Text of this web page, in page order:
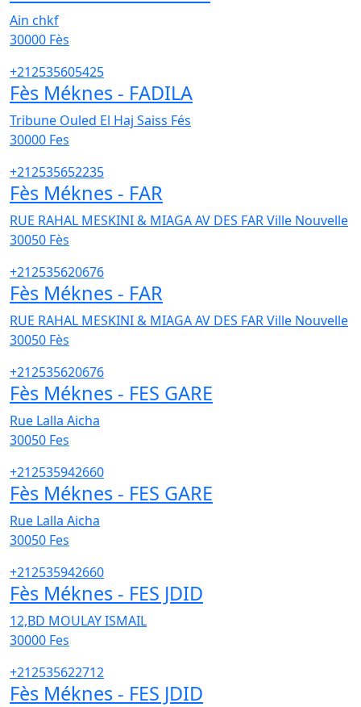
Ain chkf
30000 Fès
+212535605425
Fès Méknes - FADILA
Tribune Ouled El Haj Saiss Fés
30000 Fes
+212535652235
Fès Méknes - FAR
RUE RAHAL MESKINI & MIAGA AV DES FAR Ville Nouvelle
30050 Fès
+212535620676
Fès Méknes - FAR
RUE RAHAL MESKINI & MIAGA AV DES FAR Ville Nouvelle
30050 Fès
+212535620676
Fès Méknes - FES GARE
Rue Lalla Aicha
30050 Fes
+212535942660
Fès Méknes - FES GARE
Rue Lalla Aicha
30050 Fes
+212535942660
Fès Méknes - FES JDID
12,BD MOULAY ISMAIL
30000 Fes
+212535622712
Fès Méknes - FES JDID